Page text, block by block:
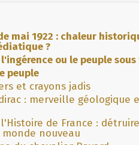
mai 1922 : chaleur
?
ou le peuple
peuple
et crayons jadis
: merveille géologique
de France :
nouveau